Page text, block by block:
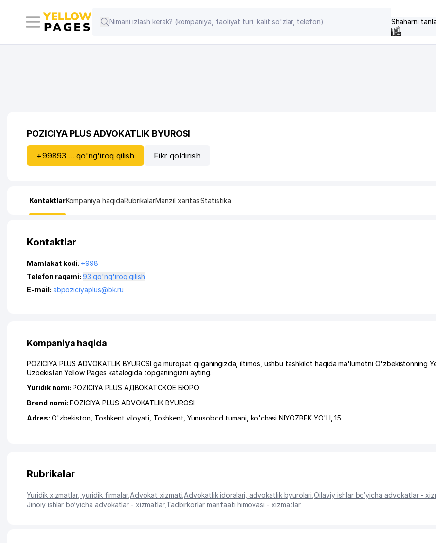
Shaharni
POZICIYA PLUS ADVOKATLIK BYUROSI
+99893 ... qo'ng'iroq qilish Fikr qoldirish
KontaktlarKompaniya haqidaRubrikalarManzil xaritasiStatistika
Kontaktlar
Mamlakat kodi: +998
Telefon raqami:
93 qo'ng'iroq qilish
E-mail: abpoziciyaplus@bk.ru
Kompaniya haqida
POZICIYA PLUS ADVOKATLIK BYUROSI ga murojaat qilganingizda, iltimos, ushbu tashkilot haqida ma'lumotni O'zbekistonning
Uzbekistan Yellow Pages katalogida topganingizni ayting.
Yuridik nomi:POZICIYA PLUS АДВОКАТСКОЕ БЮРО
Brend nomi:POZICIYA PLUS ADVOKATLIK BYUROSI
Adres: O'zbekiston, Toshkent viloyati Toshkent Yunusobod tumani ko'chasi NIYOZBEK YO'LI , 15
Rubrikalar
Yuridik xizmatlar, yuridik firmalar, Advokat xizmati Advokatlik idoralari, advokatlik byurolari ,Oilaviy ishlar bo‘yicha advokatlar -
Jinoiy ishlar bo‘yicha advokatlar - xizmatlar, Tadbirkorlar manfaati himoyasi - xizmatlar